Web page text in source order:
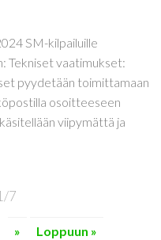
SM-kilpailuille
Tekniset vaatimukset:
pyydetään toimittamaan
osoitteeseen
viipymättä ja
7
» Loppuun »